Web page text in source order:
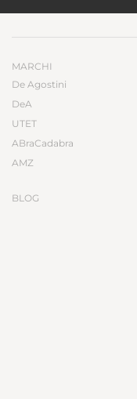
MARCHI
De Agostini
DeA
UTET
ABraCadabra
AMZ
BLOG